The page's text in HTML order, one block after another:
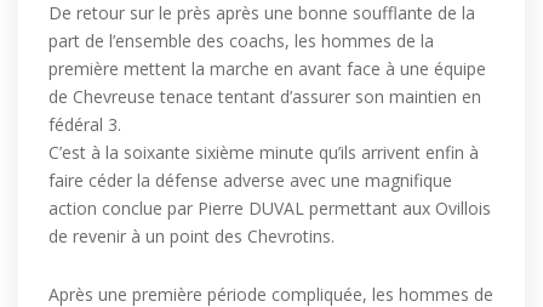
De retour sur le près après une bonne soufflante de la
part de l’ensemble des coachs, les hommes de la
première mettent la marche en avant face à une équipe
de Chevreuse tenace tentant d’assurer son maintien en
fédéral 3.
C’est à la soixante sixième minute qu’ils arrivent enfin à
faire céder la défense adverse avec une magnifique
action conclue par Pierre DUVAL permettant aux Ovillois
de revenir à un point des Chevrotins.
Après une première période compliquée, les hommes de